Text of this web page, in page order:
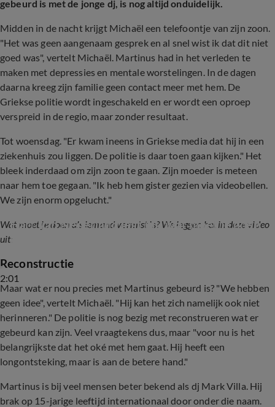
gebeurd is met de jonge dj, is nog altijd onduidelijk.
Midden in de nacht krijgt Michaël een telefoontje van zijn zoon.
"Het was geen aangenaam gesprek en al snel wist ik dat dit niet
goed was", vertelt Michaël. Martinus had in het verleden te
maken met depressies en mentale worstelingen. In de dagen
daarna kreeg zijn familie geen contact meer met hem. De
Griekse politie wordt ingeschakeld en er wordt een oproep
verspreid in de regio, maar zonder resultaat.
Tot woensdag. "Er kwam ineens in Griekse media dat hij in een
ziekenhuis zou liggen. De politie is daar toen gaan kijken." Het
bleek inderdaad om zijn zoon te gaan. Zijn moeder is meteen
naar hem toe gegaan. "Ik heb hem gister gezien via videobellen.
We zijn enorm opgelucht."
Wat moet je doen als iemand vermist is? We leggen het in deze video
uit:
2:01
Hart van Nederland legt uit: wat moet je doen
als iemand vermist raakt?
Reconstructie
Maar wat er nou precies met Martinus gebeurd is? "We hebben
geen idee", vertelt Michaël. "Hij kan het zich namelijk ook niet
herinneren." De politie is nog bezig met reconstrueren wat er
gebeurd kan zijn. Veel vraagtekens dus, maar "voor nu is het
belangrijkste dat het oké met hem gaat. Hij heeft een
longontsteking, maar is aan de betere hand."
Martinus is bij veel mensen beter bekend als dj Mark Villa. Hij
brak op 15-jarige leeftijd internationaal door onder die naam.